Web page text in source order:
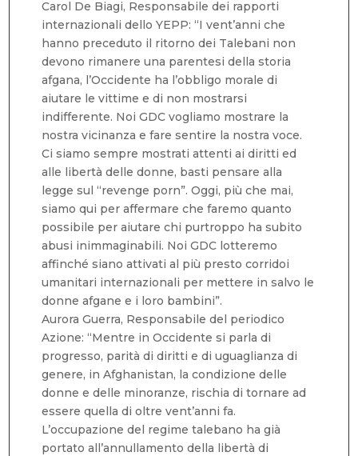
Carol De Biagi, Responsabile dei rapporti
internazionali dello YEPP: “I vent’anni che
hanno preceduto il ritorno dei Talebani non
devono rimanere una parentesi della storia
afgana, l’Occidente ha l’obbligo morale di
aiutare le vittime e di non mostrarsi
indifferente. Noi GDC vogliamo mostrare la
nostra vicinanza e fare sentire la nostra voce.
Ci siamo sempre mostrati attenti ai diritti ed
alle libertà delle donne, basti pensare alla
legge sul “revenge porn”. Oggi, più che mai,
siamo qui per affermare che faremo quanto
possibile per aiutare chi purtroppo ha subito
abusi inimmaginabili. Noi GDC lotteremo
affinché siano attivati al più presto corridoi
umanitari internazionali per mettere in salvo le
donne afgane e i loro bambini”.
Aurora Guerra, Responsabile del periodico
Azione: “Mentre in Occidente si parla di
progresso, parità di diritti e di uguaglianza di
genere, in Afghanistan, la condizione delle
donne e delle minoranze, rischia di tornare ad
essere quella di oltre vent’anni fa.
L’occupazione del regime talebano ha già
portato all’annullamento della libertà di